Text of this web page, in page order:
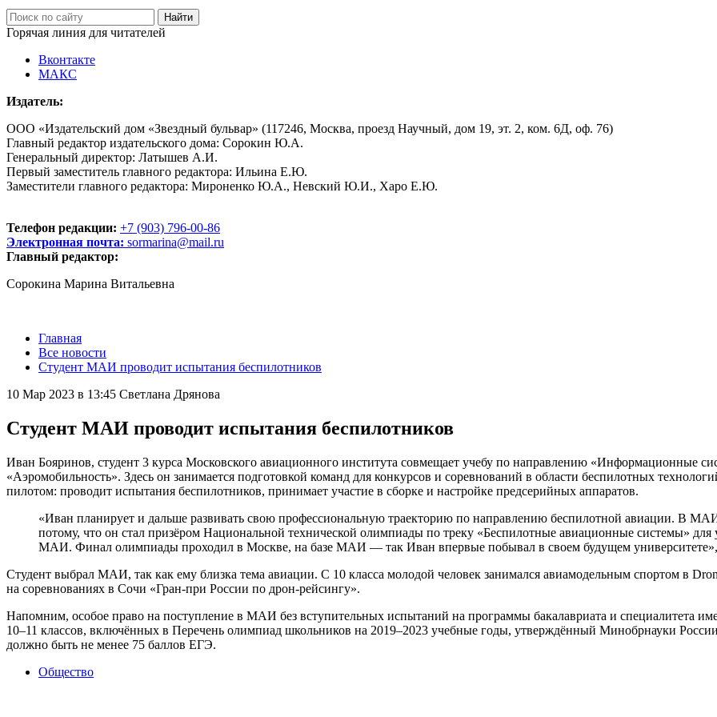
Горячая линия для читателей
Вконтакте
МАКС
Издатель:
ООО «Издательский дом «Звездный бульвар» (117246, Москва, проезд Научный, дом 19, эт. 2, ком. 6Д, оф. 76)
Главный редактор издательского дома: Сорокин Ю.А.
Генеральный директор: Латышев А.И.
Первый заместитель главного редактора: Ильина Е.Ю.
Заместители главного редактора: Мироненко Ю.А., Невский Ю.И., Харо Е.Ю.
Телефон редакции: +7 (903) 796-00-86
Электронная почта: sormarina@mail.ru
Главный редактор:
Сорокина Марина Витальевна
Главная
Все новости
Студент МАИ проводит испытания беспилотников
10 Мар 2023 в 13:45 Светлана Дрянова
Студент МАИ проводит испытания беспилотников
Иван Бояринов, студент 3 курса Московского авиационного института совмещает учебу по направлению «Информационные
«Аэромобильность». Здесь он занимается подготовкой команд для конкурсов и соревнований в области беспилотных
пилотом: проводит испытания беспилотников, принимает участие в сборке и настройке предсерийных аппаратов.
«Иван планирует и дальше развивать свою профессиональную траекторию по направлению беспилотной авиации. В
потому, что он стал призёром Национальной технической олимпиады по треку «Беспилотные авиационные системы» для
МАИ. Финал олимпиады проходил в Москве, на базе МАИ — так Иван впервые побывал в своем будущем
Студент выбрал МАИ, так как ему близка тема авиации. С 10 класса молодой человек занимался авиамодельным спортом в
на соревнованиях в Сочи «Гран-при России по дрон-рейсингу».
Напомним, особое право на поступление в МАИ без вступительных испытаний на программы бакалавриата и специалитета
10–11 классов, включённых в Перечень олимпиад школьников на 2019–2023 учебные годы, утверждённый Минобрнауки
должно быть не менее 75 баллов ЕГЭ.
Общество